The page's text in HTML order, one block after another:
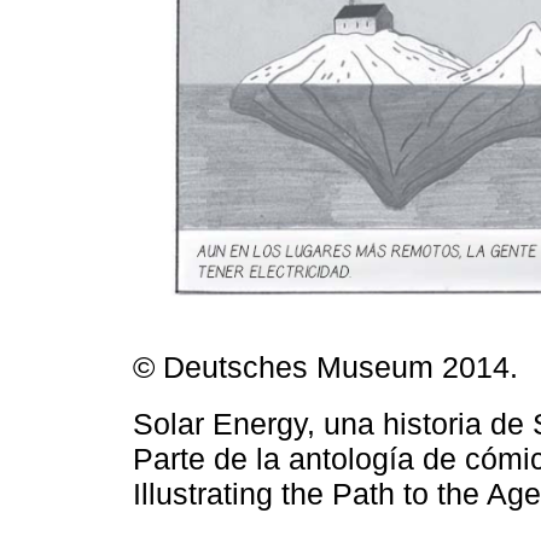
© Deutsches Museum 2014.
Solar Energy, una historia de
Parte de la antología de
Illustrating the Path to the